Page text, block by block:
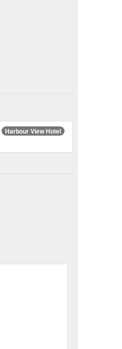
Harbour View Hotel